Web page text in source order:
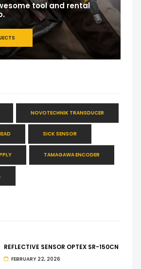
tool and rental
NOVOTECHNIK TRANSDUCER
SICK SENSOR
TAMAGAWA ENCODER
REFLECTIVE SENSOR OPTEX SR-150CN
FEBRUARY 22, 2026